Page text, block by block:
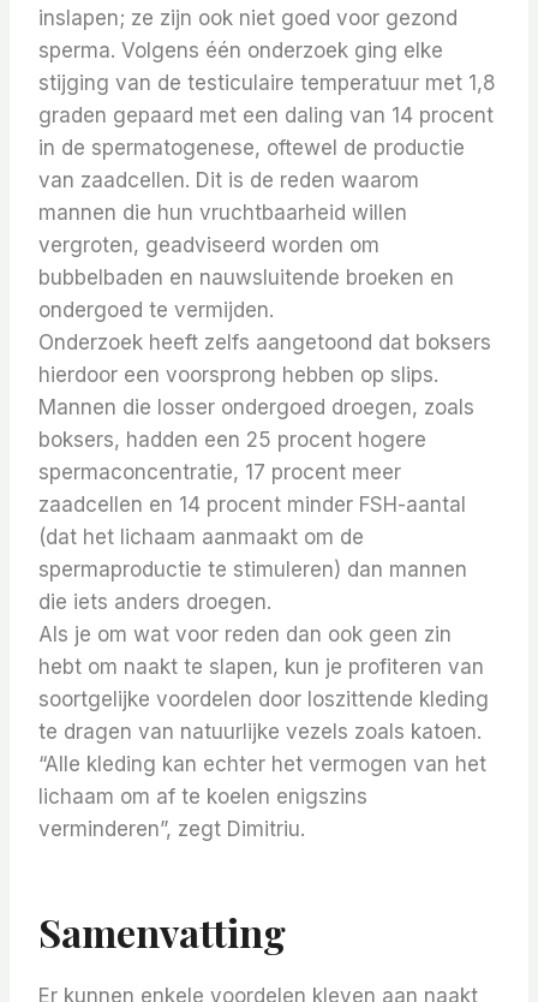
inslapen; ze zijn ook niet goed voor gezond
sperma. Volgens één onderzoek ging elke
stijging van de testiculaire temperatuur met 1,8
graden gepaard met een daling van 14 procent
in de spermatogenese, oftewel de productie
van zaadcellen. Dit is de reden waarom
mannen die hun vruchtbaarheid willen
vergroten, geadviseerd worden om
bubbelbaden en nauwsluitende broeken en
ondergoed te vermijden.
Onderzoek heeft zelfs aangetoond dat boksers
hierdoor een voorsprong hebben op slips.
Mannen die losser ondergoed droegen, zoals
boksers, hadden een 25 procent hogere
spermaconcentratie, 17 procent meer
zaadcellen en 14 procent minder FSH-aantal
(dat het lichaam aanmaakt om de
spermaproductie te stimuleren) dan mannen
die iets anders droegen.
Als je om wat voor reden dan ook geen zin
hebt om naakt te slapen, kun je profiteren van
soortgelijke voordelen door loszittende kleding
te dragen van natuurlijke vezels zoals katoen.
“Alle kleding kan echter het vermogen van het
lichaam om af te koelen enigszins
verminderen”, zegt Dimitriu.
Samenvatting
Er kunnen enkele voordelen kleven aan naakt